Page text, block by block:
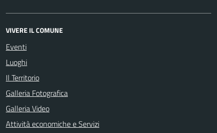
VIVERE IL COMUNE
Eventi
Luoghi
Il Territorio
Galleria Fotografica
Galleria Video
Attività economiche e Servizi